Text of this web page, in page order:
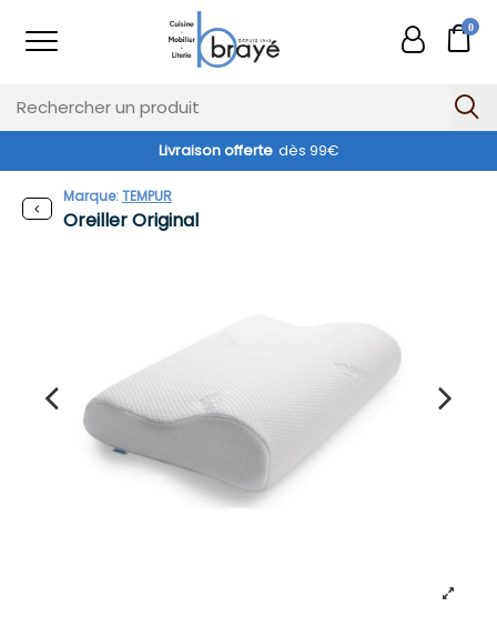
0
Livraison offerte dès 99€
Oreiller Original
Marque:TEMPUR